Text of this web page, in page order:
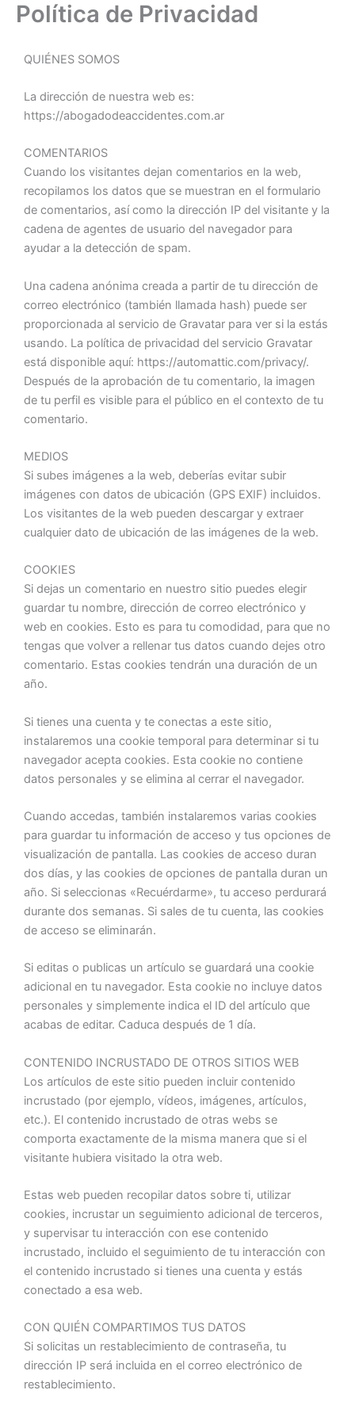
Política de Privacidad
QUIÉNES SOMOS
La dirección de nuestra web es:
https://abogadodeaccidentes.com.ar
COMENTARIOS
Cuando los visitantes dejan comentarios en la web,
recopilamos los datos que se muestran en el formulario
de comentarios, así como la dirección IP del visitante y la
cadena de agentes de usuario del navegador para
ayudar a la detección de spam.
Una cadena anónima creada a partir de tu dirección de
correo electrónico (también llamada hash) puede ser
proporcionada al servicio de Gravatar para ver si la estás
usando. La política de privacidad del servicio Gravatar
está disponible aquí: https://automattic.com/privacy/.
Después de la aprobación de tu comentario, la imagen
de tu perfil es visible para el público en el contexto de tu
comentario.
MEDIOS
Si subes imágenes a la web, deberías evitar subir
imágenes con datos de ubicación (GPS EXIF) incluidos.
Los visitantes de la web pueden descargar y extraer
cualquier dato de ubicación de las imágenes de la web.
COOKIES
Si dejas un comentario en nuestro sitio puedes elegir
guardar tu nombre, dirección de correo electrónico y
web en cookies. Esto es para tu comodidad, para que no
tengas que volver a rellenar tus datos cuando dejes otro
comentario. Estas cookies tendrán una duración de un
año.
Si tienes una cuenta y te conectas a este sitio,
instalaremos una cookie temporal para determinar si tu
navegador acepta cookies. Esta cookie no contiene
datos personales y se elimina al cerrar el navegador.
Cuando accedas, también instalaremos varias cookies
para guardar tu información de acceso y tus opciones de
visualización de pantalla. Las cookies de acceso duran
dos días, y las cookies de opciones de pantalla duran un
año. Si seleccionas «Recuérdarme», tu acceso perdurará
durante dos semanas. Si sales de tu cuenta, las cookies
de acceso se eliminarán.
Si editas o publicas un artículo se guardará una cookie
adicional en tu navegador. Esta cookie no incluye datos
personales y simplemente indica el ID del artículo que
acabas de editar. Caduca después de 1 día.
CONTENIDO INCRUSTADO DE OTROS SITIOS WEB
Los artículos de este sitio pueden incluir contenido
incrustado (por ejemplo, vídeos, imágenes, artículos,
etc.). El contenido incrustado de otras webs se
comporta exactamente de la misma manera que si el
visitante hubiera visitado la otra web.
Estas web pueden recopilar datos sobre ti, utilizar
cookies, incrustar un seguimiento adicional de terceros,
y supervisar tu interacción con ese contenido
incrustado, incluido el seguimiento de tu interacción con
el contenido incrustado si tienes una cuenta y estás
conectado a esa web.
CON QUIÉN COMPARTIMOS TUS DATOS
Si solicitas un restablecimiento de contraseña, tu
dirección IP será incluida en el correo electrónico de
restablecimiento.